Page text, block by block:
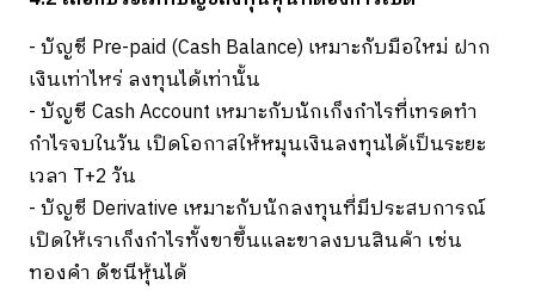
- บัญชี Pre-paid (Cash Balance) เหมาะกับมือใหม่ ฝาก
เงินเท่าไหร่ ลงทุนได้เท่านั้น
- บัญชี Cash Account เหมาะกับนักเก็งกำไรที่เทรดทำ
กำไรจบในวัน เปิดโอกาสให้หมุนเงินลงทุนได้เป็นระยะ
เวลา T+2 วัน
- บัญชี Derivative เหมาะกับนักลงทุนที่มีประสบการณ์
เปิดให้เราเก็งกำไรทั้งขาขึ้นและขาลงบนสินค้า เช่น
ทองคำ ดัชนีหุ้นได้